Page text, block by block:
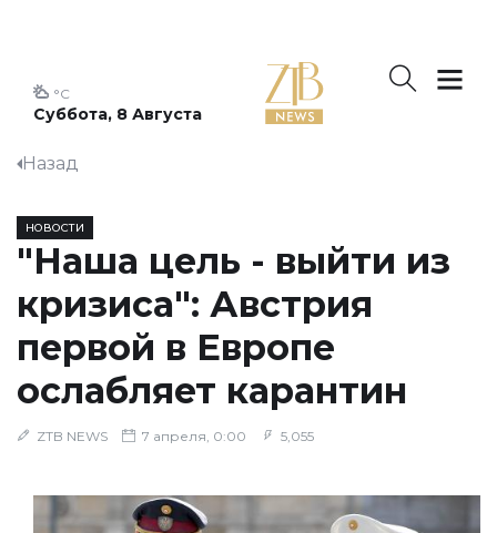
Суббота, 8 Августа
°C
Назад
НОВОСТИ
"Наша цель - выйти из
кризиса": Австрия
первой в Европе
ослабляет карантин
ZTB NEWS 7 апреля, 0:00 5,055